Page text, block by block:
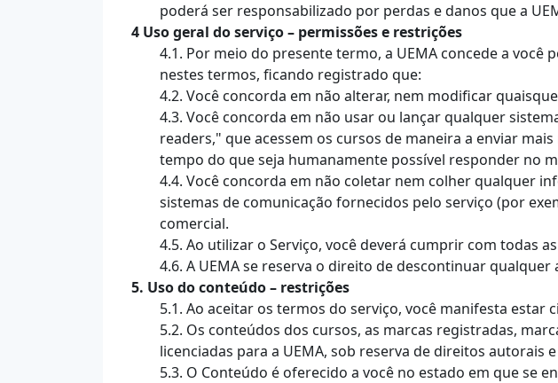
poderá ser responsabilizado por perdas e danos que a
4 Uso geral do serviço – permissões e restrições
4.1. Por meio do presente termo, a UEMA concede a
nestes termos, ficando registrado que:
4.2. Você concorda em não alterar, nem modificar
4.3. Você concorda em não usar ou lançar qualquer
readers," que acessem os cursos de maneira a enviar
tempo do que seja humanamente possível responder no
4.4. Você concorda em não coletar nem colher qualquer
sistemas de comunicação fornecidos pelo serviço (por
comercial.
4.5. Ao utilizar o Serviço, você deverá cumprir com todas
4.6. A UEMA se reserva o direito de descontinuar
5. Uso do conteúdo – restrições
5.1. Ao aceitar os termos do serviço, você manifesta estar
5.2. Os conteúdos dos cursos, as marcas registradas,
licenciadas para a UEMA, sob reserva de direitos
5.3. O Conteúdo é oferecido a você no estado em que se